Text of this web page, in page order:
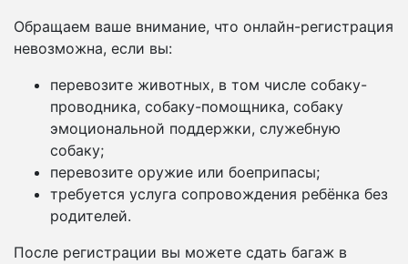
Обращаем ваше внимание, что онлайн-регистрация
невозможна, если вы:
перевозите животных, в том числе собаку-
проводника, собаку-помощника, собаку
эмоциональной поддержки, служебную
собаку;
перевозите оружие или боеприпасы;
требуется услуга сопровождения ребёнка без
родителей.
После регистрации вы можете сдать багаж в